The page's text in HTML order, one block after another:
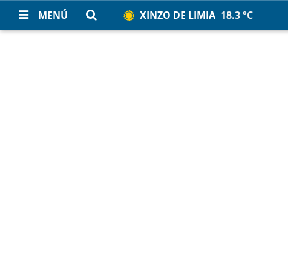
MENÚ XINZO DE LIMIA 18.3 °C